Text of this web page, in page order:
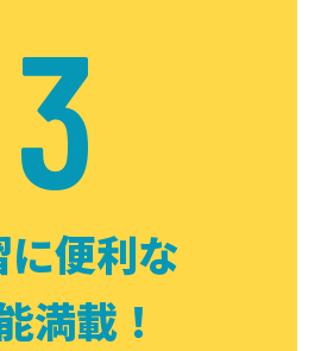
3
便利な
満載！